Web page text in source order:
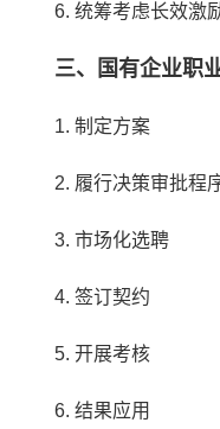
6. 统筹考虑长效激
三、国有企业职
1. 制定方案
2. 履行决策审批程
3. 市场化选聘
4. 签订契约
5. 开展考核
6. 结果应用